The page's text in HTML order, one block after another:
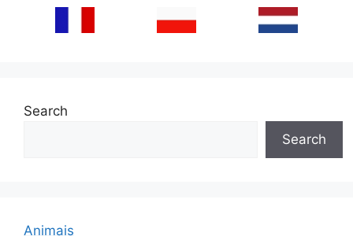
Search
Search
Animais